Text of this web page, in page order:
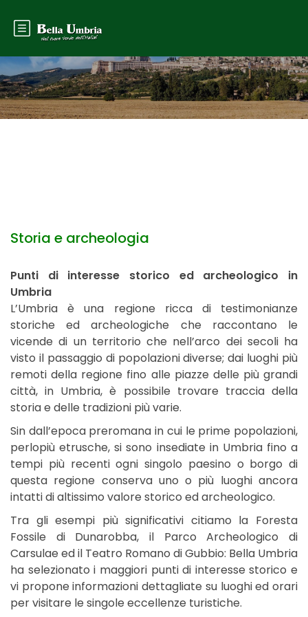
Storia e archeologia
Punti di interesse storico ed archeologico in
Umbria
L’Umbria è una regione ricca di testimonianze
storiche ed archeologiche che raccontano le
vicende di un territorio che nell’arco dei secoli ha
visto il passaggio di popolazioni diverse; dai luoghi più
remoti della regione fino alle piazze delle più grandi
città, in Umbria, è possibile trovare traccia della
storia e delle tradizioni più varie.
Sin dall’epoca preromana in cui le prime popolazioni,
perlopiù etrusche, si sono insediate in Umbria fino a
tempi più recenti ogni singolo paesino o borgo di
questa regione conserva uno o più luoghi ancora
intatti di altissimo valore storico ed archeologico.
Tra gli esempi più significativi citiamo la Foresta
Fossile di Dunarobba, il Parco Archeologico di
Carsulae ed il Teatro Romano di Gubbio: Bella Umbria
ha selezionato i maggiori punti di interesse storico e
vi propone informazioni dettagliate su luoghi ed orari
per visitare le singole eccellenze turistiche.